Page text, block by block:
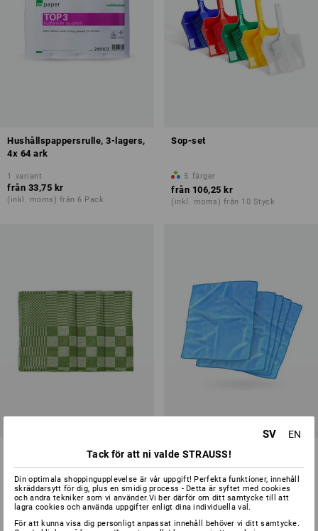
Hushållspappersrulle, 3-lagers,
4x 64 ark
1 variant
från 33,75 kr
(inkl. moms) från 6 Pack
Sop-set
5 färger
från 106,25 kr
(inkl. moms) från 10 Styck
e.s. Diskhanddukar solid, förp.
5 färger
från 85,00 kr
(inkl. moms) från 10 Pack
Mikrofiberdukar Soft Wish
4 färger
från 72,50 kr
(inkl. moms) från 4 Pack
SV
EN
Tack för att ni valde STRAUSS!
Din optimala shoppingupplevelse är vår uppgift! Perfekta funktioner, innehåll
skräddarsytt för dig, plus en smidig process - Detta är syftet med cookies
och andra tekniker som vi använder.Vi ber därför om ditt samtycke till att
lagra cookies och använda uppgifter enligt dina individuella val.
För att kunna visa dig personligt anpassat innehåll behöver vi ditt samtycke.